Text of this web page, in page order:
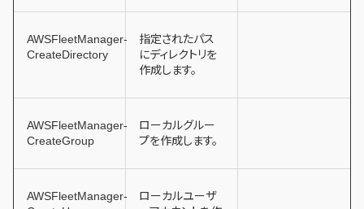
AWSFleetManager-
CreateDirectory
指定されたパス
にディレクトリを
作成します。
AWSFleetManager-
CreateGroup
ローカルグルー
プを作成します。
AWSFleetManager-
ローカルユーザ